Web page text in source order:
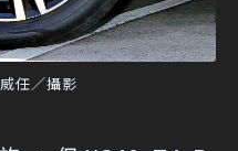
任／攝影